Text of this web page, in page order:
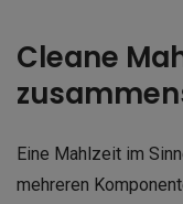
Cleane
Eine Mahlzeit im
mehreren